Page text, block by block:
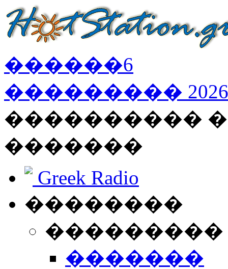
������6
��������� 2026
����������
�������
Greek Radio
��������
�������